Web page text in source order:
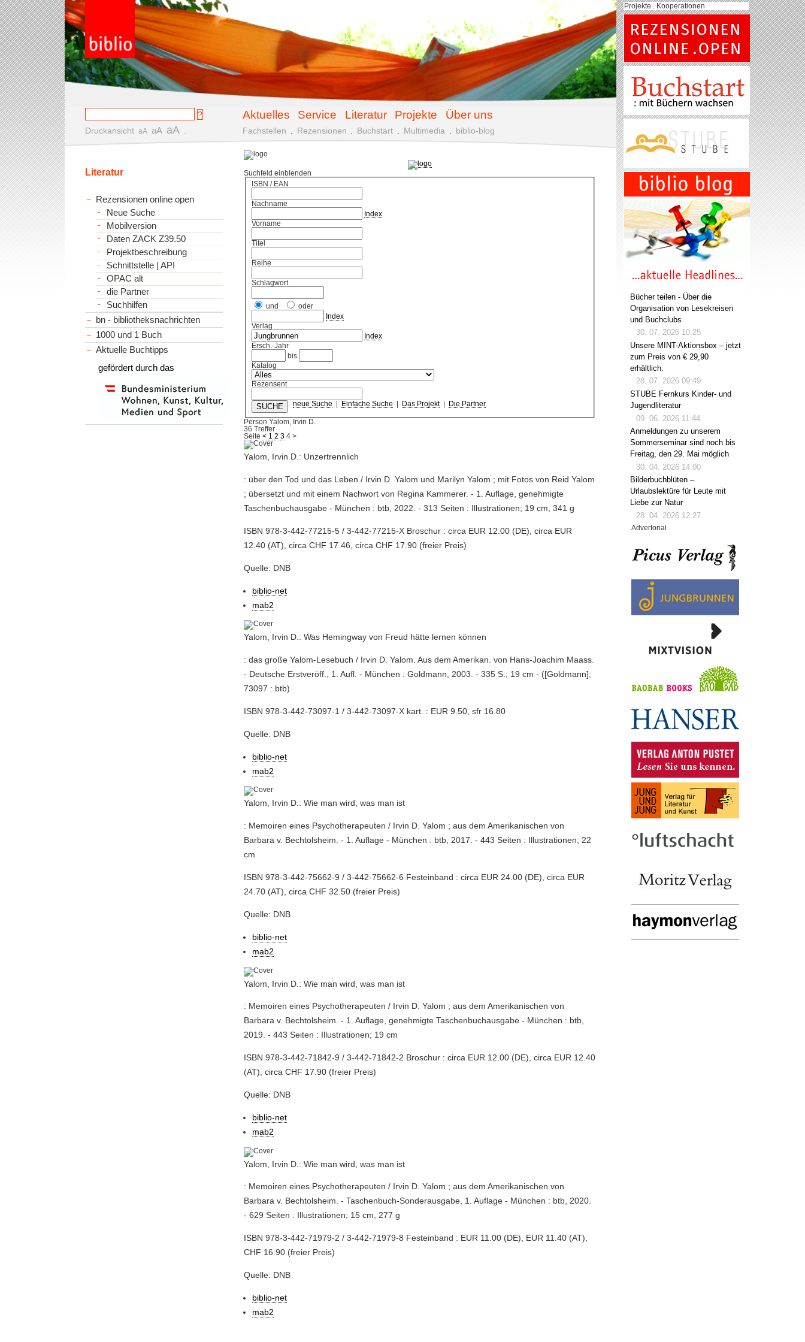
Aktuelles Service Literatur Projekte Über uns
Druckansicht aA aA aA Fachstellen Rezensionen Buchstart Multimedia biblio-blog
Suchfeld einblenden
ISBN / EAN
Nachname
Index
Vorname
Titel
Reihe
Schlagwort
und
oder
Index
Verlag
Index
Ersch.-Jahr
bis
Katalog
Rezensent
neue Suche Einfache Suche Das Projekt| Die Partner
Person Yalom, Irvin D.
36 Treffer
Seite< 1 2 3 4 >
Yalom, Irvin D.: Unzertrennlich
: über den Tod und das Leben / Irvin D. Yalom und Marilyn Yalom ; mit Fotos von Reid Yalom
; übersetzt und mit einem Nachwort von Regina Kammerer. - 1. Auflage, genehmigte
Taschenbuchausgabe - München : btb, 2022. - 313 Seiten : Illustrationen; 19 cm, 341 g
ISBN 978-3-442-77215-5 / 3-442-77215-X Broschur : circa EUR 12.00 (DE), circa EUR
12.40 (AT), circa CHF 17.46, circa CHF 17.90 (freier Preis)
Quelle: DNB
biblio-net
mab2
Yalom, Irvin D.: Was Hemingway von Freud hätte lernen können
: das große Yalom-Lesebuch / Irvin D. Yalom. Aus dem Amerikan. von Hans-Joachim Maass.
- Deutsche Erstveröff., 1. Aufl. - München : Goldmann, 2003. - 335 S.; 19 cm - ([Goldmann];
73097 : btb)
ISBN 978-3-442-73097-1 / 3-442-73097-X kart. : EUR 9.50, sfr 16.80
Quelle: DNB
biblio-net
mab2
Yalom, Irvin D.: Wie man wird, was man ist
: Memoiren eines Psychotherapeuten / Irvin D. Yalom ; aus dem Amerikanischen von
Barbara v. Bechtolsheim. - 1. Auflage - München : btb, 2017. - 443 Seiten : Illustrationen; 22
cm
ISBN 978-3-442-75662-9 / 3-442-75662-6 Festeinband : circa EUR 24.00 (DE), circa EUR
24.70 (AT), circa CHF 32.50 (freier Preis)
Quelle: DNB
biblio-net
mab2
Yalom, Irvin D.: Wie man wird, was man ist
: Memoiren eines Psychotherapeuten / Irvin D. Yalom ; aus dem Amerikanischen von
Barbara v. Bechtolsheim. - 1. Auflage, genehmigte Taschenbuchausgabe - München : btb,
2019. - 443 Seiten : Illustrationen; 19 cm
ISBN 978-3-442-71842-9 / 3-442-71842-2 Broschur : circa EUR 12.00 (DE), circa EUR 12.40
(AT), circa CHF 17.90 (freier Preis)
Quelle: DNB
biblio-net
mab2
Yalom, Irvin D.: Wie man wird, was man ist
: Memoiren eines Psychotherapeuten / Irvin D. Yalom ; aus dem Amerikanischen von
Barbara v. Bechtolsheim. - Taschenbuch-Sonderausgabe, 1. Auflage - München : btb, 2020.
- 629 Seiten : Illustrationen; 15 cm, 277 g
ISBN 978-3-442-71979-2 / 3-442-71979-8 Festeinband : EUR 11.00 (DE), EUR 11.40 (AT),
CHF 16.90 (freier Preis)
Quelle: DNB
biblio-net
mab2
Literatur
Rezensionen online open
Neue Suche
Mobilversion
Daten ZACK Z39.50
Projektbeschreibung
Schnittstelle | API
OPAC alt
die Partner
Suchhilfen
bn - bibliotheksnachrichten
1000 und 1 Buch
Aktuelle Buchtipps
gefördert durch das
Projekte . Kooperationen
Bücher teilen - Über die
Organisation von Lesekreisen
und Buchclubs
30. 07. 2026 10:25
Unsere MINT-Aktionsbox – jetzt
zum Preis von € 29,90
erhältlich.
28. 07. 2026 09:49
STUBE Fernkurs Kinder- und
Jugendliteratur
09. 06. 2026 11:44
Anmeldungen zu unserem
Sommerseminar sind noch bis
Freitag, den 29. Mai möglich
30. 04. 2026 14:00
Bilderbuchblüten –
Urlaubslektüre für Leute mit
Liebe zur Natur
28. 04. 2026 12:27
Advertorial